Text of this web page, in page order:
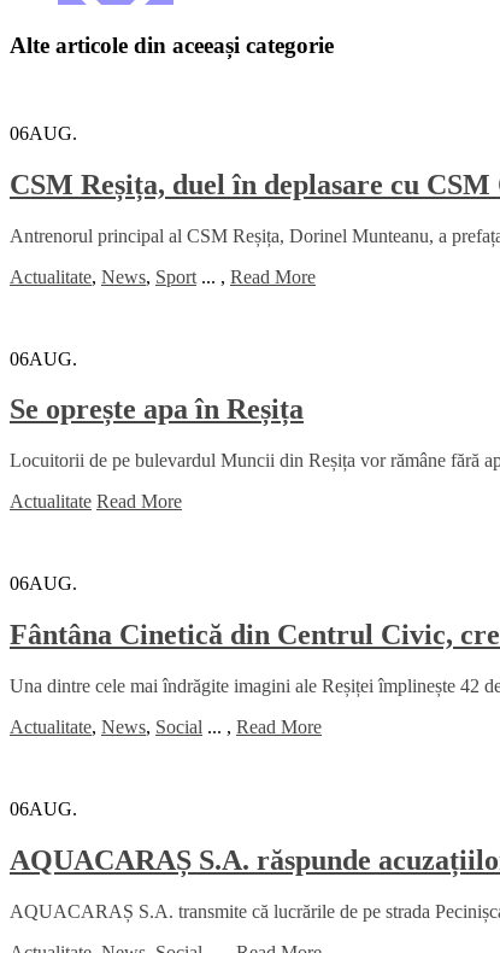
Alte articole din aceeași categorie
06AUG.
CSM Reșița, duel în deplasare cu
Antrenorul principal al CSM Reșița, Dorinel Munteanu, a
Actualitate, News, Sport ... , Read More
06AUG.
Se oprește apa în Reșița
Locuitorii de pe bulevardul Muncii din Reșița vor rămâne fără
Actualitate Read More
06AUG.
Fântâna Cinetică din Centrul Civic,
Una dintre cele mai îndrăgite imagini ale Reșiței împlinește 42
Actualitate, News, Social ... , Read More
06AUG.
AQUACARAȘ S.A. răspunde
AQUACARAȘ S.A. transmite că lucrările de pe strada